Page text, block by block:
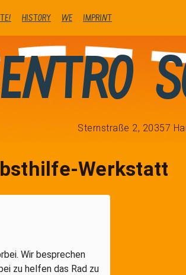
history We Imprint
Sternstraße 2, 20357
Werkstatt
Wir besprechen
zu helfen das Rad zu